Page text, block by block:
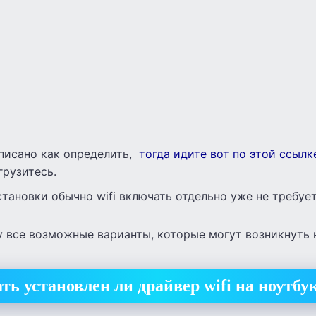
как определить, тогда идите вот по этой
обычно wifi включать отдельно уже не
возможные варианты, которые могут возникнуть
установлен ли драйвер wifi на